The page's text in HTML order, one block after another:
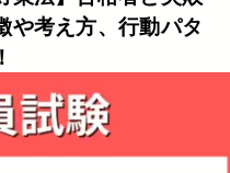
考え方、行動パタ